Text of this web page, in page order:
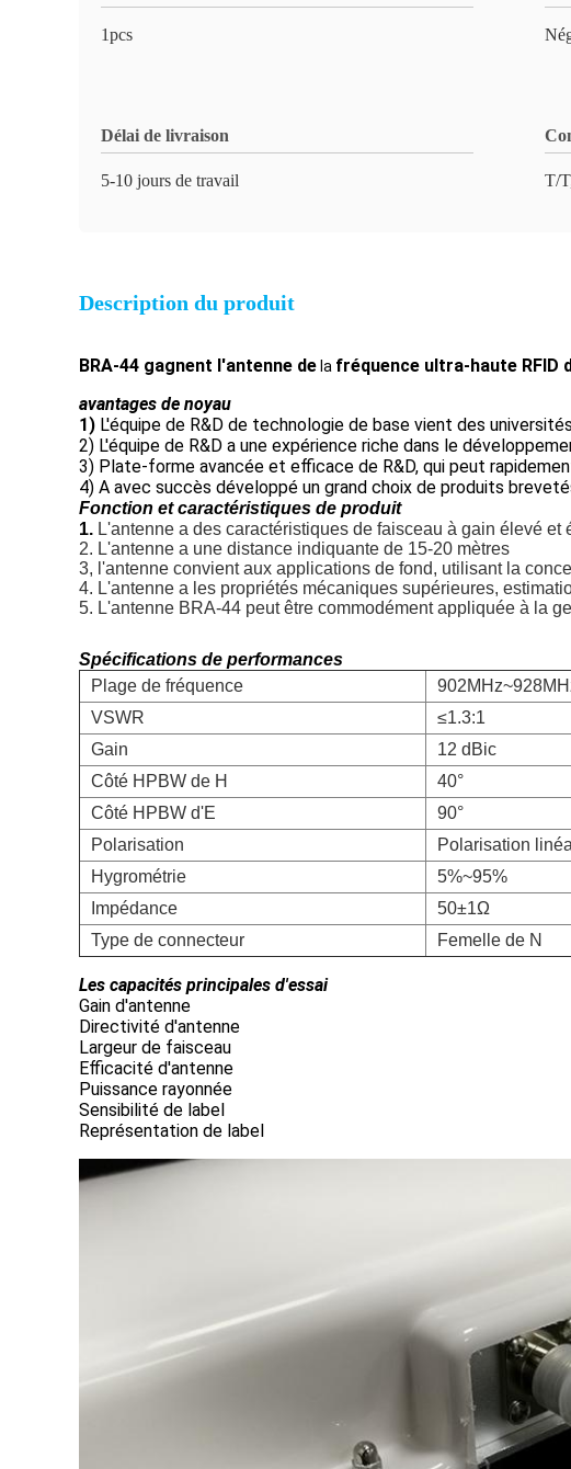
1pcs
Délai de livraison
5-10 jours de travail T/
Description du produit
BRA-44 gagnent l'antenne de la fréquence ultra-haute RFID
avantages de noyau
1) L'équipe de R&D de technologie de base vient des
2) L'équipe de R&D a une expérience riche dans le
3) Plate-forme avancée et efficace de R&D, qui peut
4) A avec succès développé un grand choix de produits
Fonction et caractéristiques de produit
1. L'antenne a des caractéristiques de faisceau à gain élevé
2. L'antenne a une distance indiquante de 15-20 mètres
3, l'antenne convient aux applications de fond, utilisant la
4. L'antenne a les propriétés mécaniques supérieures,
5. L'antenne BRA-44 peut être commodément appliquée à la
Spécifications de performances
Plage de fréquence
VSWR
≤1.3:1
Gain
12 dBic
Côté HPBW de H
40°
Côté HPBW d'E
90°
Polarisation
Polarisation
Hygrométrie
5%~95%
Impédance
50±1Ω
Type de connecteur
Femelle de N
Les capacités principales d'essai
Gain d'antenne
Directivité d'antenne
Largeur de faisceau
Efficacité d'antenne
Puissance rayonnée
Sensibilité de label
Représentation de label